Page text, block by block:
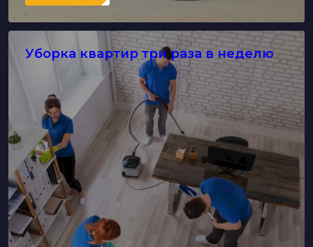
Уборка квартир три раза в неделю